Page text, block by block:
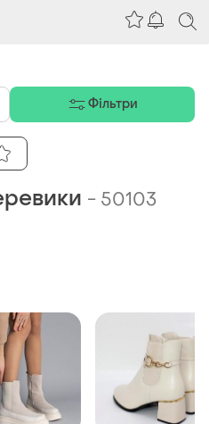
- 50103
Фільтри